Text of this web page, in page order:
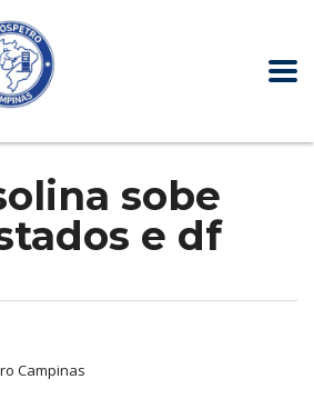
sobe
e df
Campinas